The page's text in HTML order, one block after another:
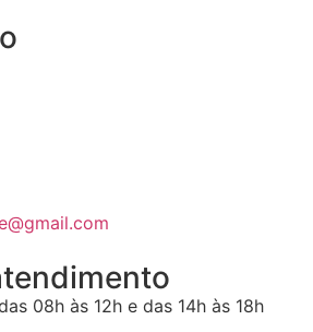
08h às 12h e das 14h às 18h